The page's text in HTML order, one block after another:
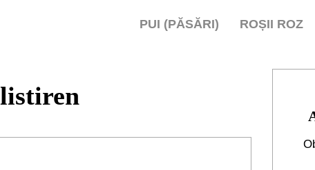
ROȘII ROZ
PUI (PĂSĂRI)